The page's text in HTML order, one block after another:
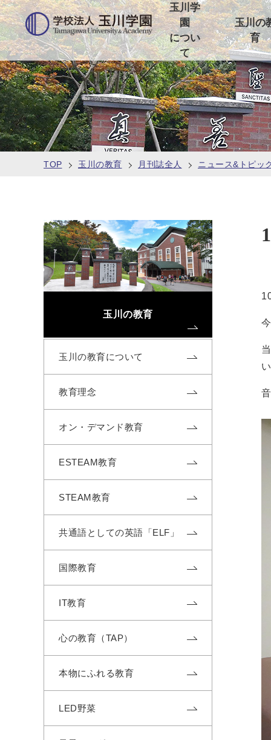
玉川学
園
につい
て
玉川の
育
TOP 玉川の教育 月刊誌全人 ニュース&トピッ
玉川の教育
玉川の教育について
教育理念
オン・デマンド教育
ESTEAM教育
STEAM教育
共通語としての英語「ELF」
国際教育
IT教育
心の教育（TAP）
本物にふれる教育
LED野菜